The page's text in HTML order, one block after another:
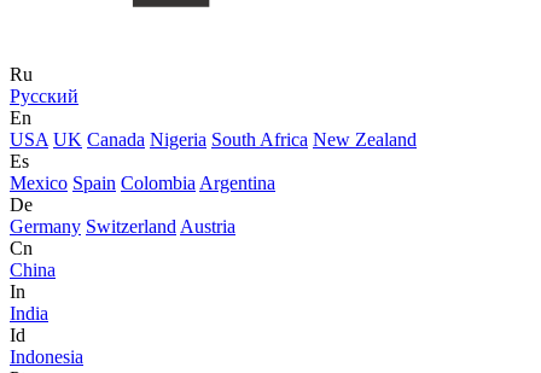
Ru
Русский
En
USA UK Canada Nigeria South Africa New Zealand
Es
Mexico Spain Colombia Argentina
De
Germany Switzerland Austria
Cn
China
In
India
Id
Indonesia